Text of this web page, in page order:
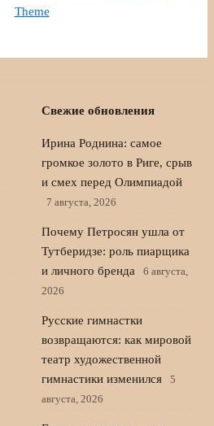
Theme
Свежие обновления
Ирина Роднина: самое
громкое золото в Риге, срыв
и смех перед Олимпиадой
7 августа, 2026
Почему Петросян ушла от
Тутберидзе: роль пиарщика
и личного бренда
6 августа,
2026
Русские гимнастки
возвращаются: как мировой
театр художественной
гимнастики изменился
5
августа, 2026